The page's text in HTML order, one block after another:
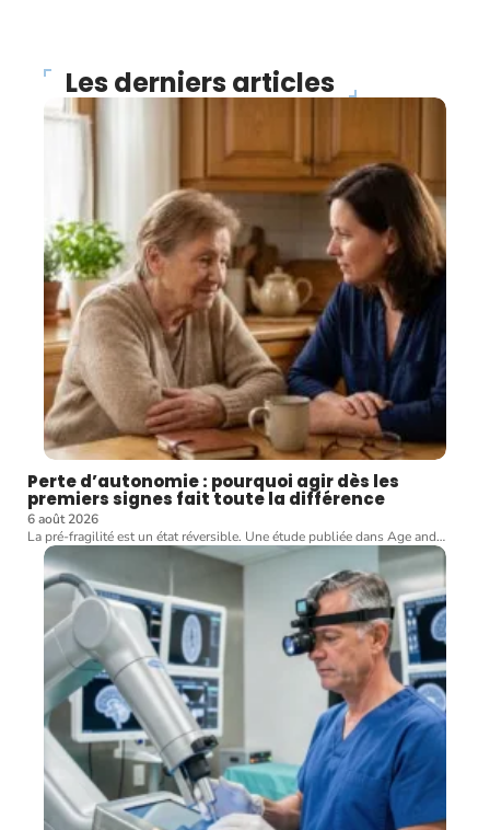
Les derniers articles
Perte d’autonomie : pourquoi agir dès les
premiers signes fait toute la différence
6 août 2026
La pré-fragilité est un état réversible. Une étude publiée dans Age and…